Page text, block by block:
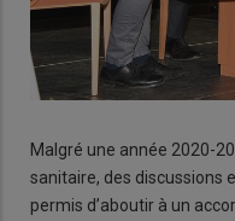
Malgré une année 2020-
sanitaire, des discussions
permis d’aboutir à un